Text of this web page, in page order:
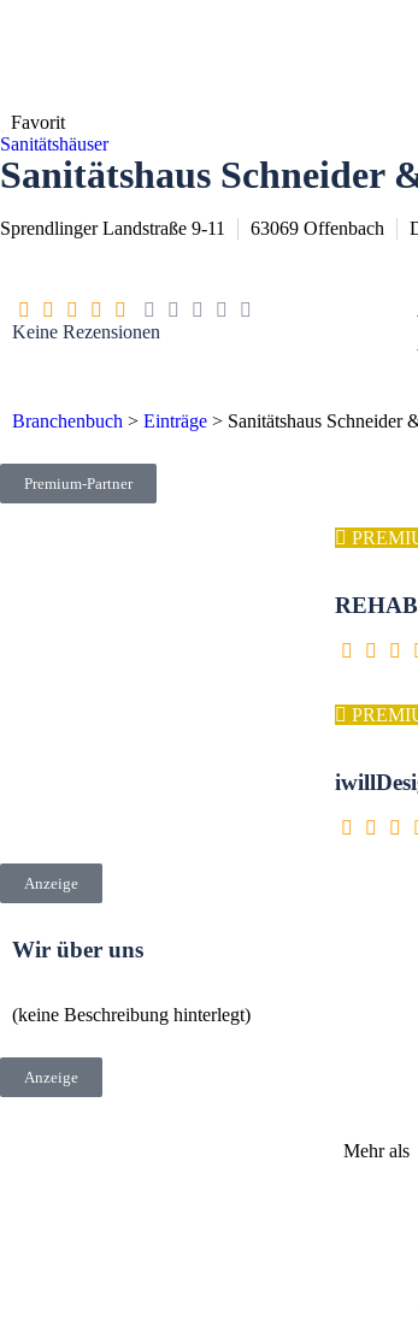
Favorit
Sanitätshäuser
Sanitätshaus Schneider
Sprendlinger Landstraße 9-11 63069 Offenbach
Keine Rezensionen
Branchenbuch > Einträge > Sanitätshaus Schneider
Premium-Partner
REHAB
Anzeige
Wir über uns
(keine Beschreibung hinterlegt)
Anzeige
Mehr als